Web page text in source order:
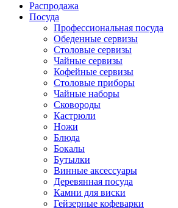
Распродажа
Посуда
Профессиональная посуда
Обеденные сервизы
Столовые сервизы
Чайные сервизы
Кофейные сервизы
Столовые приборы
Чайные наборы
Сковороды
Кастрюли
Ножи
Блюда
Бокалы
Бутылки
Винные аксессуары
Деревянная посуда
Камни для виски
Гейзерные кофеварки